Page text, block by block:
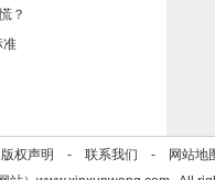
？
准
版权声明 - 联系我们 - 网站地